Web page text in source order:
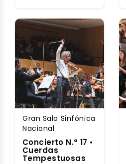
Gran Sala Sinfónica
Nacional
Concierto N.° 17 •
Cuerdas
Tempestuosas